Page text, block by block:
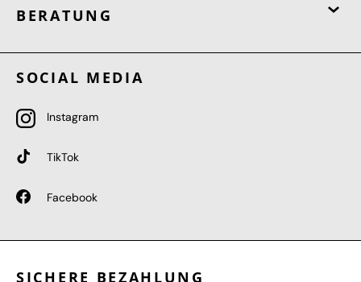
BERATUNG
SOCIAL MEDIA
Instagram
TikTok
Facebook
SICHERE BEZAHLUNG